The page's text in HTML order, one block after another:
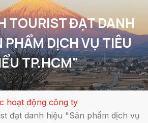
TOURIST ĐẠT DANH
PHẨM DỊCH VỤ TIÊU
TP.HCM"
hoạt động công ty
đạt danh hiệu "Sản phẩm dịch vụ